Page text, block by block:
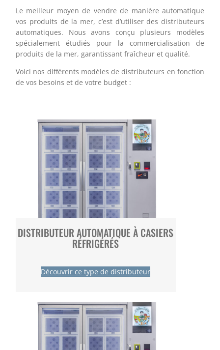
Le meilleur moyen de vendre de manière automatique
vos produits de la mer, c’est d’utiliser des distributeurs
automatiques. Nous avons conçu plusieurs modèles
spécialement étudiés pour la commercialisation de
produits de la mer, garantissant fraîcheur et qualité.
Voici nos différents modèles de distributeurs en fonction
de vos besoins et de votre budget :
DISTRIBUTEUR AUTOMATIQUE À CASIERS
RÉFRIGÉRÉS
Découvrir ce type de distributeur